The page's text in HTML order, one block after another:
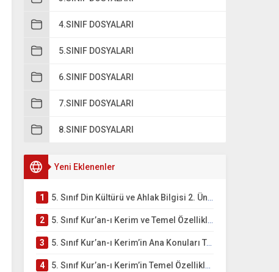
4.SINIF DOSYALARI
5.SINIF DOSYALARI
6.SINIF DOSYALARI
7.SINIF DOSYALARI
8.SINIF DOSYALARI
Yeni Eklenenler
1 5. Sınıf Din Kültürü ve Ahlak Bilgisi 2. Ünite: Kur’an-ı Kerim Çalışmaları
2 5. Sınıf Kur’an-ı Kerim ve Temel Özellikleri Testi – Online Çöz
3 5. Sınıf Kur’an-ı Kerim’in Ana Konuları Testi – Online Çöz
4 5. Sınıf Kur’an-ı Kerim’in Temel Özellikleri ve Önemi Testi – Online Çöz